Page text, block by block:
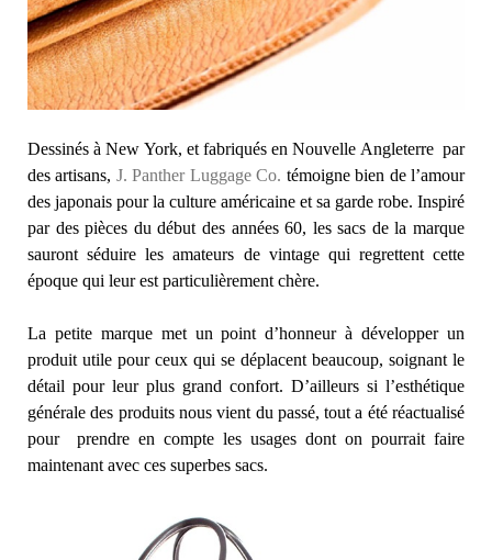
Dessinés à New York, et fabriqués en Nouvelle Angleterre par
des artisans, J. Panther Luggage Co. témoigne bien de l’amour
des japonais pour la culture américaine et sa garde robe. Inspiré
par des pièces du début des années 60, les sacs de la marque
sauront séduire les amateurs de vintage qui regrettent cette
époque qui leur est particulièrement chère.
La petite marque met un point d’honneur à développer un
produit utile pour ceux qui se déplacent beaucoup, soignant le
détail pour leur plus grand confort. D’ailleurs si l’esthétique
générale des produits nous vient du passé, tout a été réactualisé
pour prendre en compte les usages dont on pourrait faire
maintenant avec ces superbes sacs.